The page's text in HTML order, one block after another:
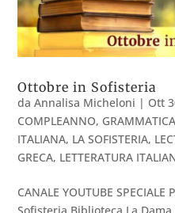
Ottobre in Sofisteria
daAnnalisa Micheloni | Ott
COMPLEANNO,
ITALIANA, LA SOFISTERIA,
GRECA, LETTERATURA
CANALE YOUTUBE